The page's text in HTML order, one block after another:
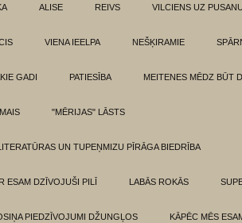
ALISE REIVS VILCIENS UZ
VIENA IEELPA NEŠĶIRAMIE
GADI PATIESĪBA MEITENES MĒDZ BŪT
"MĒRIJAS" LĀSTS
UN TUPEŅMIZU PĪRĀGA BIEDRĪBA
ESAM DZĪVOJUŠI PILĪ LABĀS ROKĀS
PIEDZĪVOJUMI DŽUNGĻOS KĀPĒC MĒS